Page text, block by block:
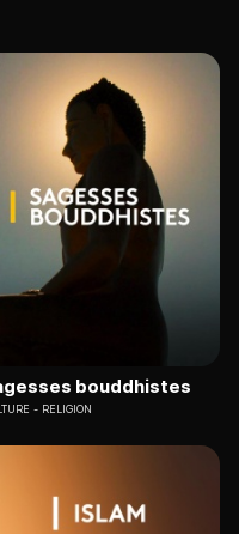
bouddhistes
RELIGION